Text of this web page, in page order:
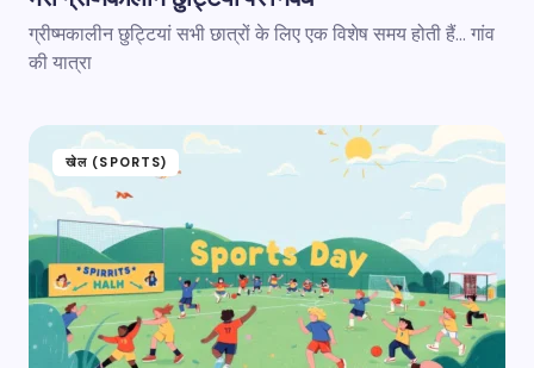
ग्रीष्मकालीन छुट्टियां सभी छात्रों के लिए एक विशेष समय होती हैं... गांव
की यात्रा
खेल (SPORTS)